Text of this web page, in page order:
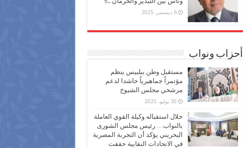
6 ديسمبر، 2025
أحزاب ونواب
مستقبل وطن ببلبيس ينظم
مؤتمراً جماهيرياً حاشدا لدعم
مرشحي مجلس الشيوخ
30 يوليو، 2025
خلال استقباله وكيلة القوي العاملة
بالنواب… رئيس مجلس الشورى
البحريني يؤكد أن التجربة المصرية
في الاتحادات النقابية حققت